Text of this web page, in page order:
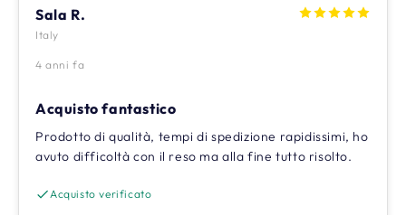
Sala R.
Italy
4 anni fa
Acquisto fantastico
Prodotto di qualità, tempi di spedizione rapidissimi, ho
avuto difficoltà con il reso ma alla fine tutto risolto.
Acquisto verificato